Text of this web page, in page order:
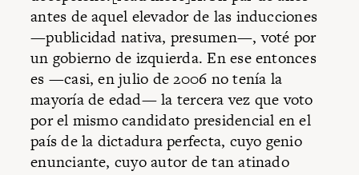
antes de aquel elevador de las inducciones
—publicidad nativa, presumen—, voté por
un gobierno de izquierda. En ese entonces
es —casi, en julio de 2006 no tenía la
mayoría de edad— la tercera vez que voto
por el mismo candidato presidencial en el
país de la dictadura perfecta, cuyo genio
enunciante, cuyo autor de tan atinado